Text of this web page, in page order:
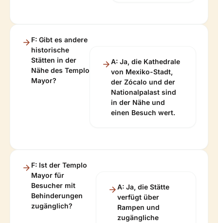
F: Gibt es andere
historische
Stätten in der
Nähe des Templo
Mayor?
A: Ja, die Kathedrale
von Mexiko-Stadt,
der Zócalo und der
Nationalpalast sind
in der Nähe und
einen Besuch wert.
F: Ist der Templo
Mayor für
Besucher mit
Behinderungen
zugänglich?
A: Ja, die Stätte
verfügt über
Rampen und
zugängliche